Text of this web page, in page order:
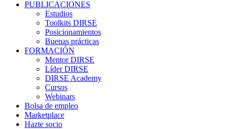
PUBLICACIONES
Estudios
Toolkits DIRSE
Posicionamientos
Buenas prácticas
FORMACIÓN
Mentor DIRSE
Líder DIRSE
DIRSE Academy
Cursos
Webinars
Bolsa de empleo
Marketplace
Hazte socio